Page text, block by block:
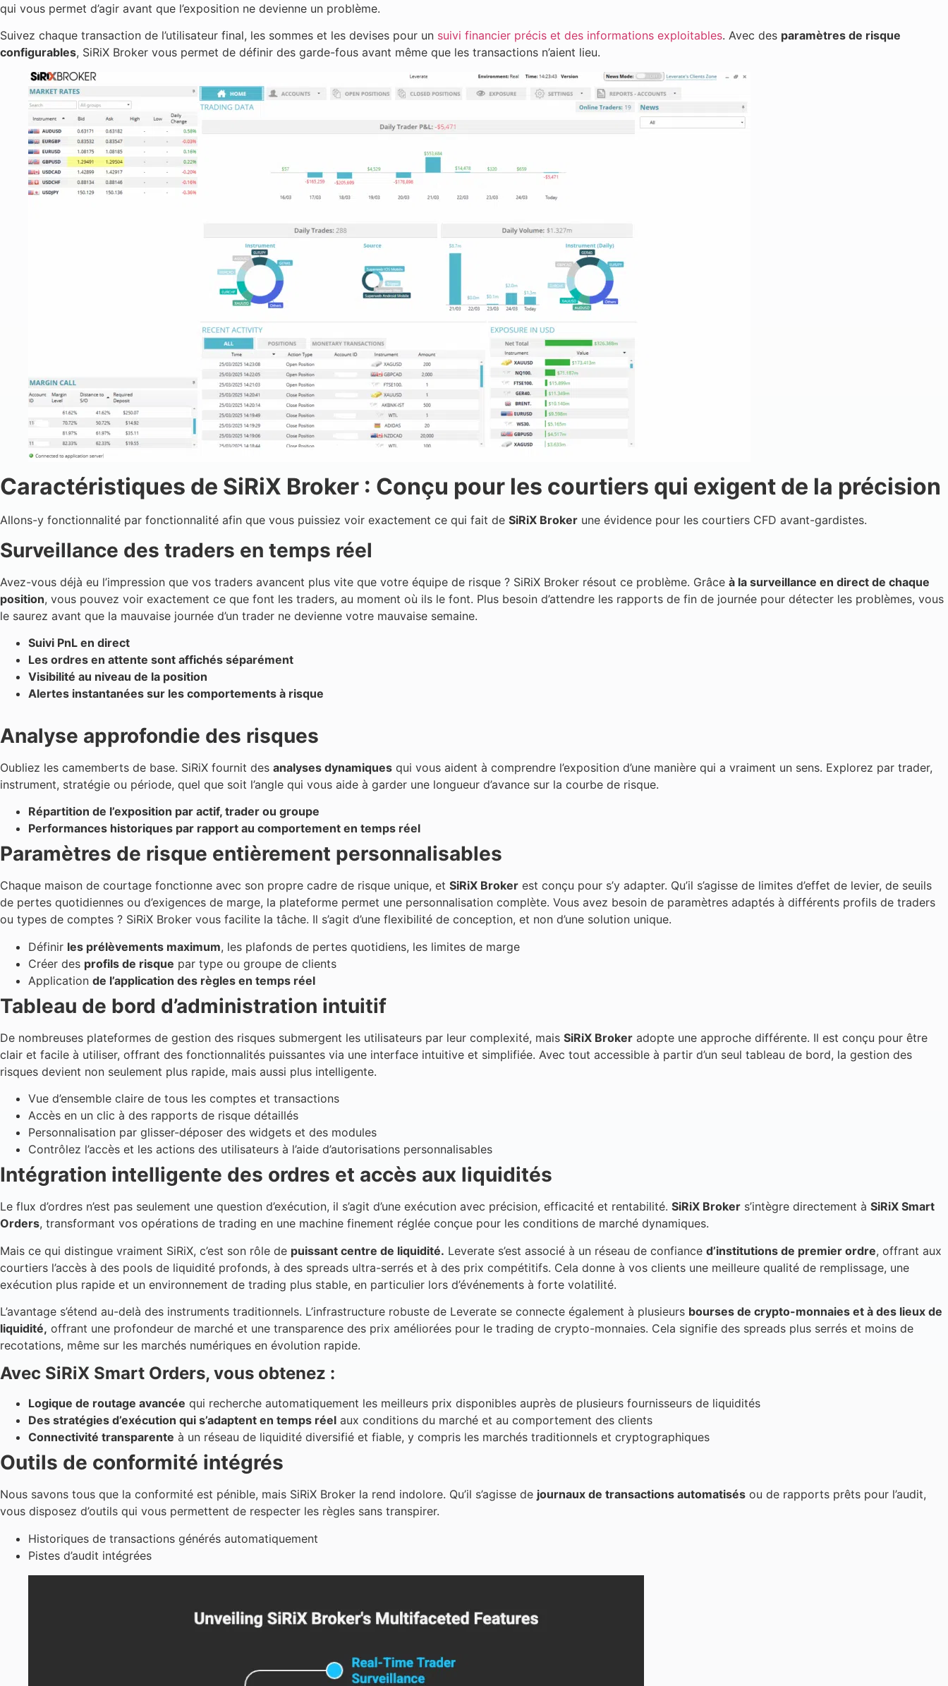
qui vous permet d’agir avant que l’exposition ne devienne un problème.
Suivez chaque transaction de l’utilisateur final, les sommes et les devises pour un suivi financier précis et des informations exploitables. Avec des paramètres de risque
configurables, SiRiX Broker vous permet de définir des garde-fous avant même que les transactions n’aient lieu.
Caractéristiques de SiRiX Broker : Conçu pour les courtiers qui exigent de la précision
Allons-y fonctionnalité par fonctionnalité afin que vous puissiez voir exactement ce qui fait de SiRiX Broker une évidence pour les courtiers CFD avant-gardistes.
Surveillance des traders en temps réel
Avez-vous déjà eu l’impression que vos traders avancent plus vite que votre équipe de risque ? SiRiX Broker résout ce problème. Grâce à la surveillance en direct de chaque
position, vous pouvez voir exactement ce que font les traders, au moment où ils le font. Plus besoin d’attendre les rapports de fin de journée pour détecter les problèmes, vous
le saurez avant que la mauvaise journée d’un trader ne devienne votre mauvaise semaine.
Suivi PnL en direct
Les ordres en attente sont affichés séparément
Visibilité au niveau de la position
Alertes instantanées sur les comportements à risque
Analyse approfondie des risques
Oubliez les camemberts de base. SiRiX fournit des analyses dynamiques qui vous aident à comprendre l’exposition d’une manière qui a vraiment un sens. Explorez par trader,
instrument, stratégie ou période, quel que soit l’angle qui vous aide à garder une longueur d’avance sur la courbe de risque.
Répartition de l’exposition par actif, trader ou groupe
Performances historiques par rapport au comportement en temps réel
Paramètres de risque entièrement personnalisables
Chaque maison de courtage fonctionne avec son propre cadre de risque unique, et SiRiX Broker est conçu pour s’y adapter. Qu’il s’agisse de limites d’effet de levier, de seuils
de pertes quotidiennes ou d’exigences de marge, la plateforme permet une personnalisation complète. Vous avez besoin de paramètres adaptés à différents profils de traders
ou types de comptes ? SiRiX Broker vous facilite la tâche. Il s’agit d’une flexibilité de conception, et non d’une solution unique.
Définir les prélèvements maximum, les plafonds de pertes quotidiens, les limites de marge
Créer des profils de risque par type ou groupe de clients
Application de l’application des règles en temps réel
Tableau de bord d’administration intuitif
De nombreuses plateformes de gestion des risques submergent les utilisateurs par leur complexité, mais SiRiX Broker adopte une approche différente. Il est conçu pour être
clair et facile à utiliser, offrant des fonctionnalités puissantes via une interface intuitive et simplifiée. Avec tout accessible à partir d’un seul tableau de bord, la gestion des
risques devient non seulement plus rapide, mais aussi plus intelligente.
Vue d’ensemble claire de tous les comptes et transactions
Accès en un clic à des rapports de risque détaillés
Personnalisation par glisser-déposer des widgets et des modules
Contrôlez l’accès et les actions des utilisateurs à l’aide d’autorisations personnalisables
Intégration intelligente des ordres et accès aux liquidités
Le flux d’ordres n’est pas seulement une question d’exécution, il s’agit d’une exécution avec précision, efficacité et rentabilité. SiRiX Broker s’intègre directement à SiRiX Smart
Orders, transformant vos opérations de trading en une machine finement réglée conçue pour les conditions de marché dynamiques.
Mais ce qui distingue vraiment SiRiX, c’est son rôle de puissant centre de liquidité. Leverate s’est associé à un réseau de confiance d’institutions de premier ordre, offrant aux
courtiers l’accès à des pools de liquidité profonds, à des spreads ultra-serrés et à des prix compétitifs. Cela donne à vos clients une meilleure qualité de remplissage, une
exécution plus rapide et un environnement de trading plus stable, en particulier lors d’événements à forte volatilité.
L’avantage s’étend au-delà des instruments traditionnels. L’infrastructure robuste de Leverate se connecte également à plusieurs bourses de crypto-monnaies et à des lieux de
liquidité, offrant une profondeur de marché et une transparence des prix améliorées pour le trading de crypto-monnaies. Cela signifie des spreads plus serrés et moins de
recotations, même sur les marchés numériques en évolution rapide.
Avec SiRiX Smart Orders, vous obtenez :
Logique de routage avancée qui recherche automatiquement les meilleurs prix disponibles auprès de plusieurs fournisseurs de liquidités
Des stratégies d’exécution qui s’adaptent en temps réel aux conditions du marché et au comportement des clients
Connectivité transparente à un réseau de liquidité diversifié et fiable, y compris les marchés traditionnels et cryptographiques
Outils de conformité intégrés
Nous savons tous que la conformité est pénible, mais SiRiX Broker la rend indolore. Qu’il s’agisse de journaux de transactions automatisés ou de rapports prêts pour l’audit,
vous disposez d’outils qui vous permettent de respecter les règles sans transpirer.
Historiques de transactions générés automatiquement
Pistes d’audit intégrées